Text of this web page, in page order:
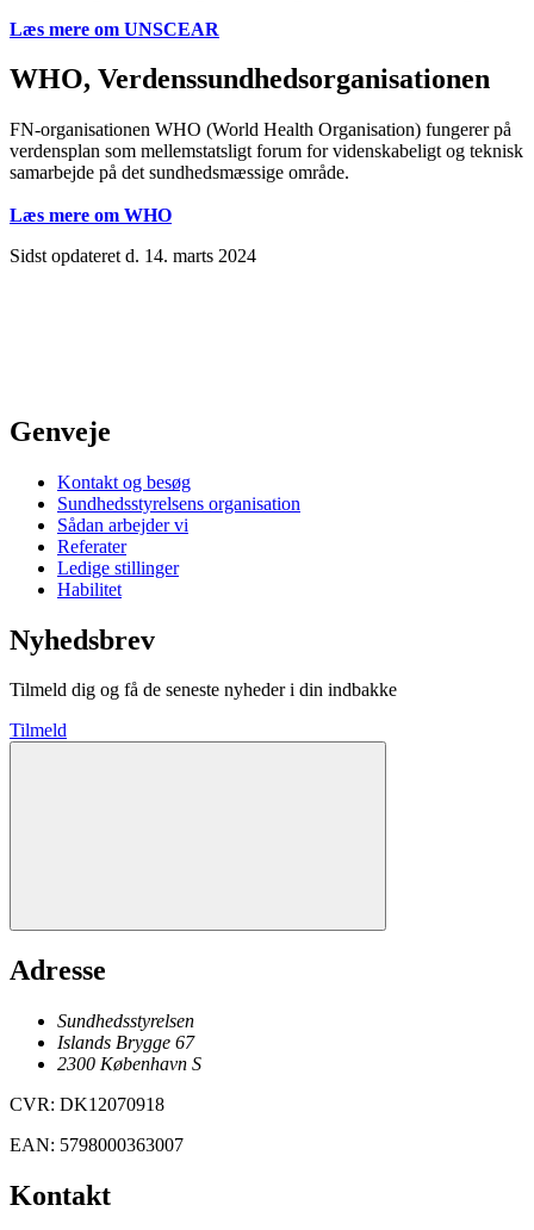
Læs mere om UNSCEAR
WHO, Verdenssundhedsorganisationen
FN-organisationen WHO (World Health Organisation) fungerer på
verdensplan som mellemstatsligt forum for videnskabeligt og teknisk
samarbejde på det sundhedsmæssige område.
Læs mere om WHO
Sidst opdateret d. 14. marts 2024
Genveje
Kontakt og besøg
Sundhedsstyrelsens organisation
Sådan arbejder vi
Referater
Ledige stillinger
Habilitet
Nyhedsbrev
Tilmeld dig og få de seneste nyheder i din indbakke
Tilmeld
Adresse
Sundhedsstyrelsen
Islands Brygge 67
2300 København S
CVR: DK12070918
EAN: 5798000363007
Kontakt